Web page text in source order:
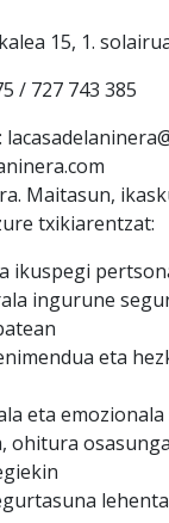
15, 1.
/ 727 743 385
Maitasun,
txikiarentzat:
ikuspegi
ingurune
eta
eta
ohitura